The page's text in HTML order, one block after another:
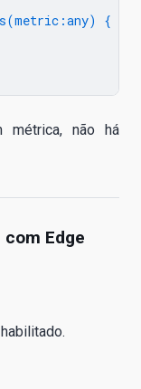
{
métrica, não há
Edge